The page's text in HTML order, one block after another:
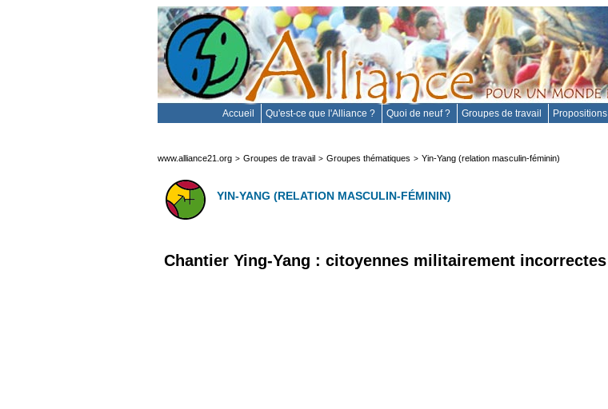
Accueil Qu'est-ce que l'Alliance ? Quoi de neuf ? Groupes de travail Propositions
www.alliance21.org > Groupes de travail > Groupes thématiques > Yin-Yang (relation masculin-féminin)
YIN-YANG (RELATION MASCULIN-FÉMININ)
Chantier Ying-Yang : citoyennes militairement incorrectes